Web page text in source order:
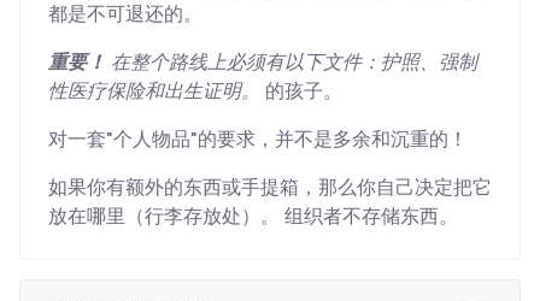
都是不可退还的。
重要！ 在整个路线上必须有以下文件：护照、强制
性医疗保险和出生证明。
的孩子。
对一套"个人物品"的要求，并不是多余和沉重的！
如果你有额外的东西或手提箱，那么你自己决定把它
放在哪里（行李存放处）。 组织者不存储东西。